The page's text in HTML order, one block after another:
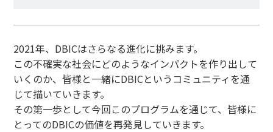
2021年、DBICはさらなる進化に挑みます。
この不確実な社会にどのようなインパクトを作り出して
いくのか、皆様と一緒にDBICというコミュニティを通
じて描いていきます。
その第一歩として今回このプログラムを通じて、皆様に
とってのDBICの価値を再発見していきます。